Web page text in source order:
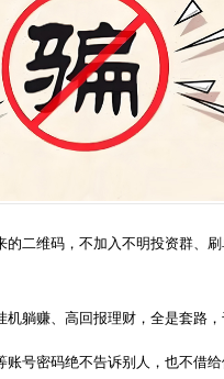
的二维码，不加入不明投资群、
躺赚、高回报理财，全是套路，
号密码绝不告诉别人，也不借给